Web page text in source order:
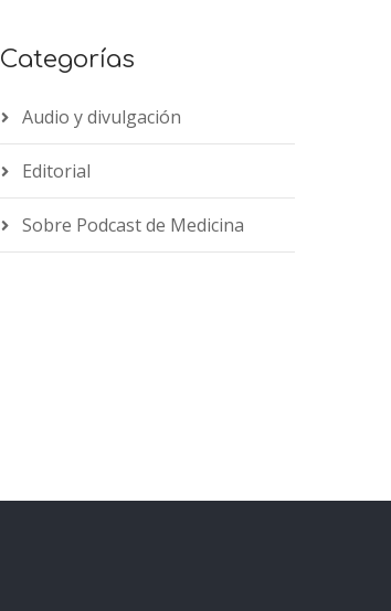
Categorías
Audio y divulgación
Editorial
Sobre Podcast de Medicina